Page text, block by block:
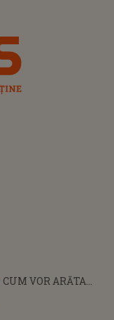
CUM VOR ARĂTA